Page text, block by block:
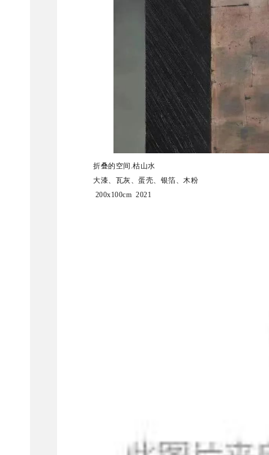
折叠的空间.枯山水
大漆、瓦灰、蛋壳、银箔、木粉
200x100cm 2021